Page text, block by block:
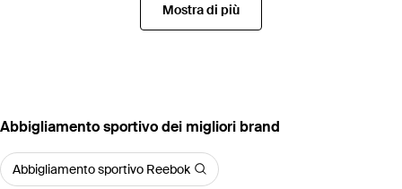
Mostra di più
‪Abbigliamento sportivo‬ dei migliori brand
Abbigliamento sportivo Reebok